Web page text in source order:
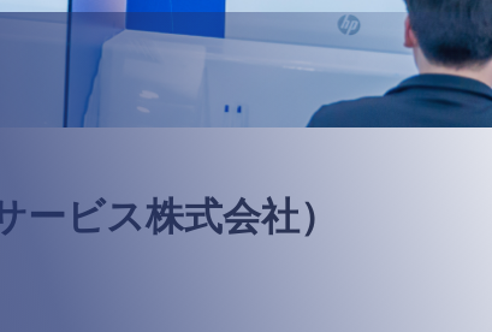
ービス株式会社）